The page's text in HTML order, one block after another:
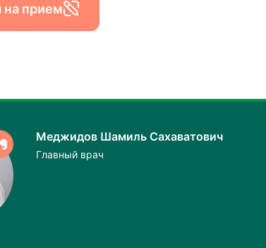
на прием
Меджидов Шамиль Сахаватович
Главный врач